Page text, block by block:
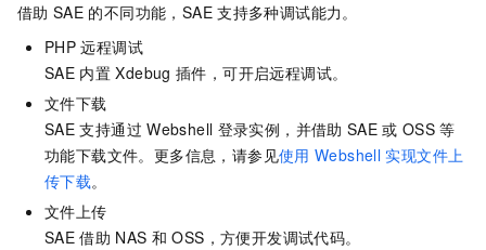
借助 SAE 的不同功能， SAE 支持多种调试能力。
PHP 远程调试
SAE 内置 Xdebug 插件，可开启远程调试。
文件下载
SAE 支持通过 Webshell 登录实例，并借助 SAE 或 OSS 等
功能下载文件。更多信息，请参见使用 Webshell 实现文件上
传下载。
文件上传
SAE 借助 NAS 和 OSS，方便开发调试代码。